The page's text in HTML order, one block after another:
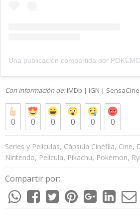
Con información de: IMDb | IGN | SensaCine
0 0 0 0 0 0
Series y Películas, Cápsula Cinéfila, Cine,
Nintendo, Película, Pikachu, Pokémon,
Compartir por: